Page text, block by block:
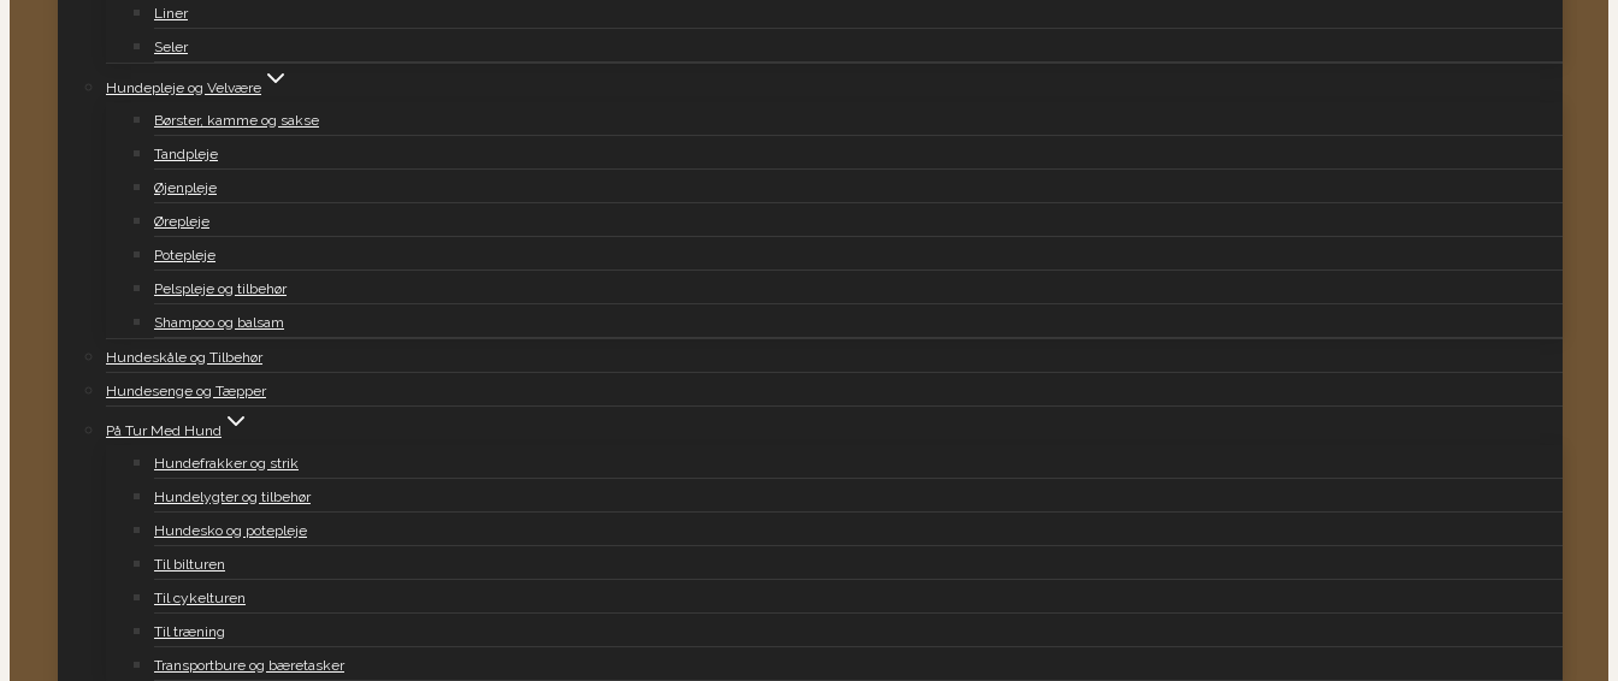
Liner
Seler
Hundepleje og Velvære
Børster, kamme og sakse
Tandpleje
Øjenpleje
Ørepleje
Potepleje
Pelspleje og tilbehør
Shampoo og balsam
Hundeskåle og Tilbehør
Hundesenge og Tæpper
På Tur Med Hund
Hundefrakker og strik
Hundelygter og tilbehør
Hundesko og potepleje
Til bilturen
Til cykelturen
Til træning
Transportbure og bæretasker